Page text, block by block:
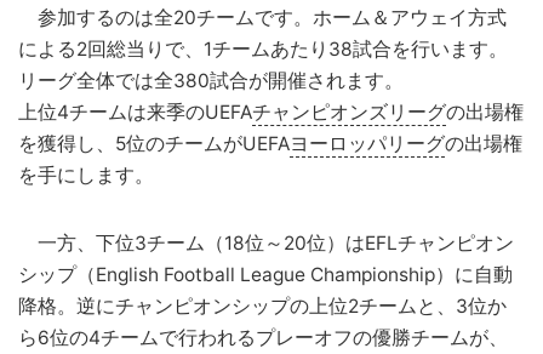
参加するのは全20チームです。ホーム＆アウェイ方式
による2回総当りで、1チームあたり38試合を行います。
リーグ全体では全380試合が開催されます。
上位4チームは来季のUEFAチャンピオンズリーグの出場権
を獲得し、5位のチームがUEFAヨーロッパリーグの出場権
を手にします。
一方、下位3チーム（18位～20位）はEFLチャンピオン
シップ（English Football League Championship）に自動
降格。逆にチャンピオンシップの上位2チームと、3位か
ら6位の4チームで行われるプレーオフの優勝チームが、